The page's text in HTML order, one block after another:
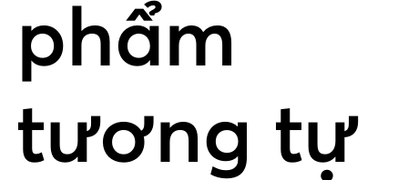
phẩm
tương tự